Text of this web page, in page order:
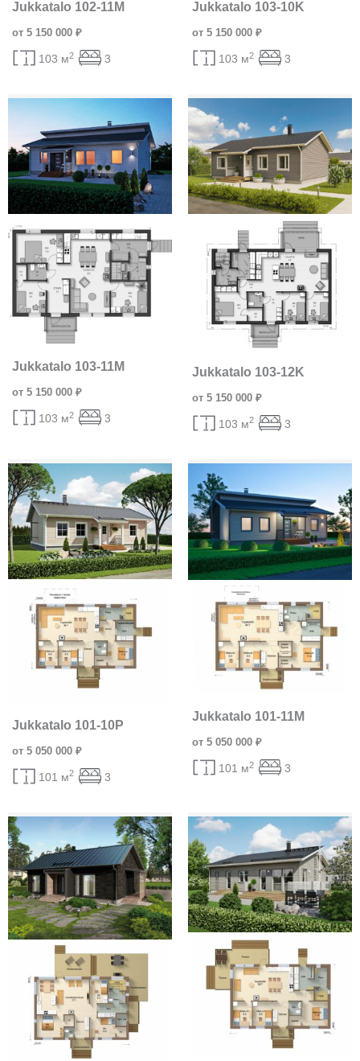
Jukkatalo 102-11M
от 5 150 000 ₽
103 м2 3
Jukkatalo 103-10K
от 5 150 000 ₽
103 м2 3
Jukkatalo 103-11M
от 5 150 000 ₽
103 м2 3
Jukkatalo 103-12K
от 5 150 000 ₽
103 м2 3
Jukkatalo 101-10P
от 5 050 000 ₽
101 м2 3
Jukkatalo 101-11M
от 5 050 000 ₽
101 м2 3